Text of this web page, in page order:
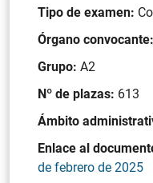
Tipo de examen:
Órgano convocante:
Grupo: A2
Nº de plazas: 613
Ámbito
Enlace al
de febrero de 2025